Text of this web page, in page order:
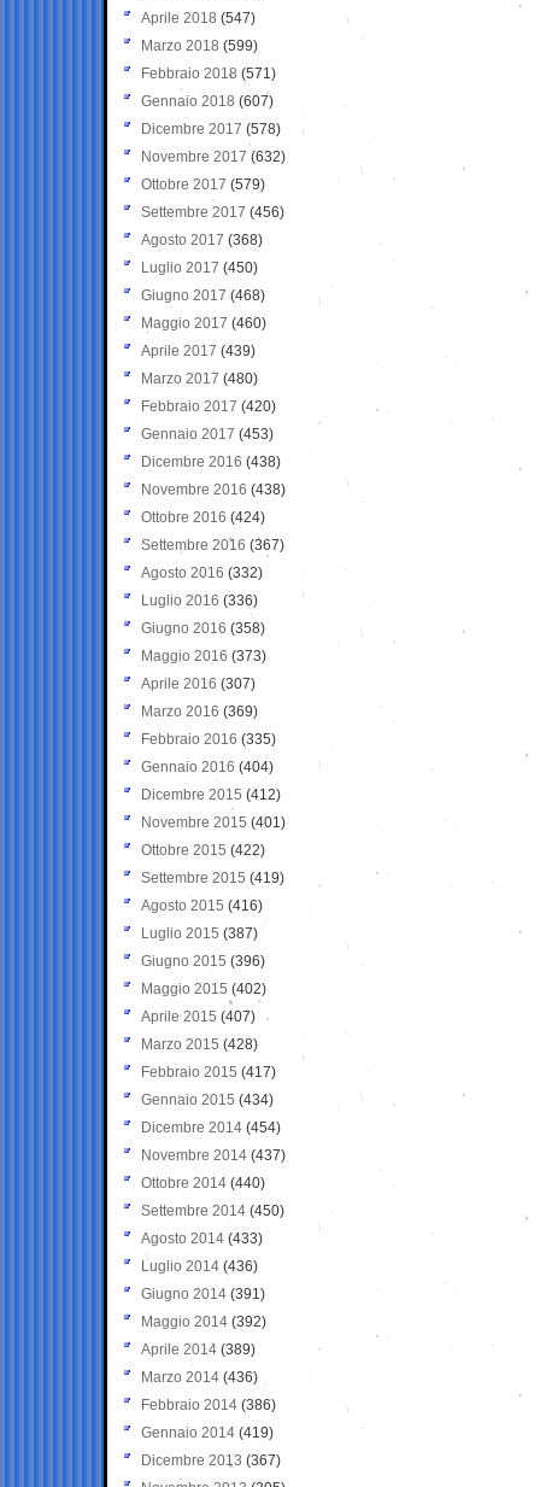
Aprile 2018 (547)
Marzo 2018 (599)
Febbraio 2018 (571)
Gennaio 2018 (607)
Dicembre 2017 (578)
Novembre 2017 (632)
Ottobre 2017 (579)
Settembre 2017 (456)
Agosto 2017 (368)
Luglio 2017 (450)
Giugno 2017 (468)
Maggio 2017 (460)
Aprile 2017 (439)
Marzo 2017 (480)
Febbraio 2017 (420)
Gennaio 2017 (453)
Dicembre 2016 (438)
Novembre 2016 (438)
Ottobre 2016 (424)
Settembre 2016 (367)
Agosto 2016 (332)
Luglio 2016 (336)
Giugno 2016 (358)
Maggio 2016 (373)
Aprile 2016 (307)
Marzo 2016 (369)
Febbraio 2016 (335)
Gennaio 2016 (404)
Dicembre 2015 (412)
Novembre 2015 (401)
Ottobre 2015 (422)
Settembre 2015 (419)
Agosto 2015 (416)
Luglio 2015 (387)
Giugno 2015 (396)
Maggio 2015 (402)
Aprile 2015 (407)
Marzo 2015 (428)
Febbraio 2015 (417)
Gennaio 2015 (434)
Dicembre 2014 (454)
Novembre 2014 (437)
Ottobre 2014 (440)
Settembre 2014 (450)
Agosto 2014 (433)
Luglio 2014 (436)
Giugno 2014 (391)
Maggio 2014 (392)
Aprile 2014 (389)
Marzo 2014 (436)
Febbraio 2014 (386)
Gennaio 2014 (419)
Dicembre 2013 (367)